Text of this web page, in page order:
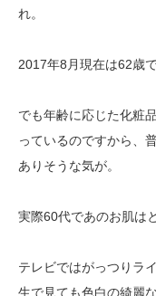
れ。
2017年8月現在は62歳で
でも年齢に応じた化粧
っているのですから、
ありそうな気が。
実際60代であのお肌は
テレビではがっつりラ
生で見ても色白の綺麗